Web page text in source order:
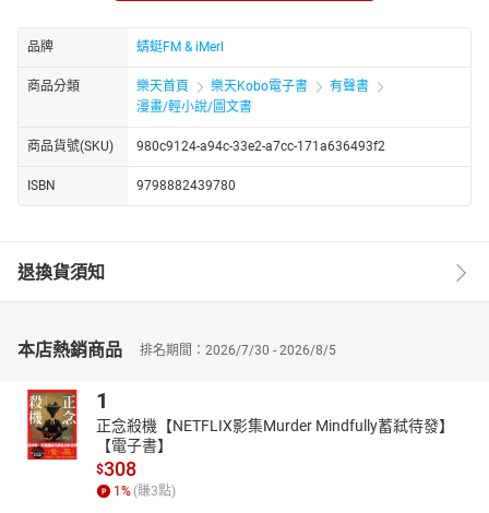
人虽身处不同的世界，却因为彼此间的豪情义气而结为拜帖兄弟，
共同书写了一段不朽的江湖传奇。
加代大哥的一生，充满了传奇色彩。他的故事，如同一部跌宕起伏
的史诗，激励着人们勇往直前，追寻自己的梦想。他的精神，将永
远铭刻在人们的心中，成为不朽的传奇。
http://www.youtube.com/channel/UC2yhCURng4uUj_phEqZwKig/
品牌 蜻蜓FM & iMerl
商品分類 樂天首頁 樂天Kobo電子書
有聲書
漫畫/輕小說/圖文書
商品貨號(SKU) 980c9124-a94c-33e2-a7cc-171a636493f2
ISBN 9798882439780
退換貨須知
本店熱銷商品 排名期間：2026/7/30 - 2026/8/5
1
正念殺機【NETFLIX影集Murder Mindfully蓄弒待發】
【電子書】
$308
1 % (賺3點)